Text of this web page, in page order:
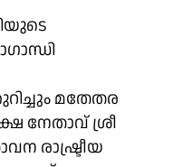
മതേതര
നേതാവ് ശ്രീ
രാഷ്ട്രീയ